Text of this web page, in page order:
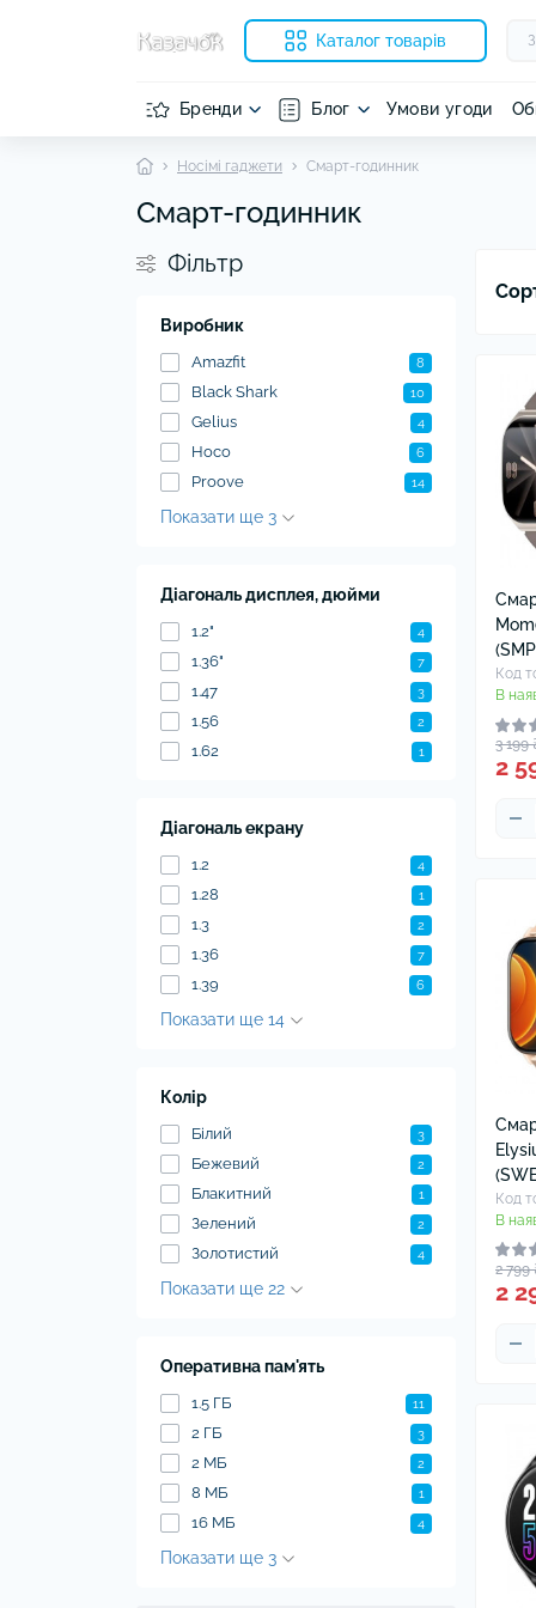
Каталог товарів
Бренди Блог Умови угоди
Носімі гаджети Смарт-годинник
Смарт-годинник
Фільтр
Виробник
Amazfit 8
Black Shark 10
Gelius 4
Hoco 6
Proove 14
Показати ще 3
Діагональ дисплея, дюйми
1.2" 4
1.36" 7
1.47 3
1.56 2
1.62 1
Діагональ екрану
1.2 4
1.28 1
1.3 2
1.36 7
1.39 6
Показати ще 14
Колір
Білий 3
Бежевий 2
Блакитний 1
Зелений 2
Золотистий 4
Показати ще 22
Оперативна пам'ять
1.5 ГБ 11
2 ГБ 3
2 МБ 2
8 МБ 1
16 МБ 4
Показати ще 3
Код
В
3 199
2
Код
В
2 799
2